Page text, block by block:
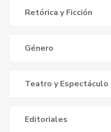
Retórica y Ficción
Género
Teatro y Espectáculo
Editoriales